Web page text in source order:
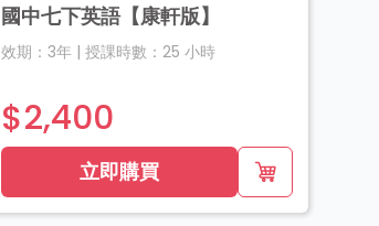
國中七下英語【康軒版】
效期： 3年 | 授課時數： 25 小時
$2,400
立即購買